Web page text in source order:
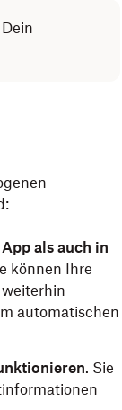
als auch in
können Ihre
automatischen
. Sie